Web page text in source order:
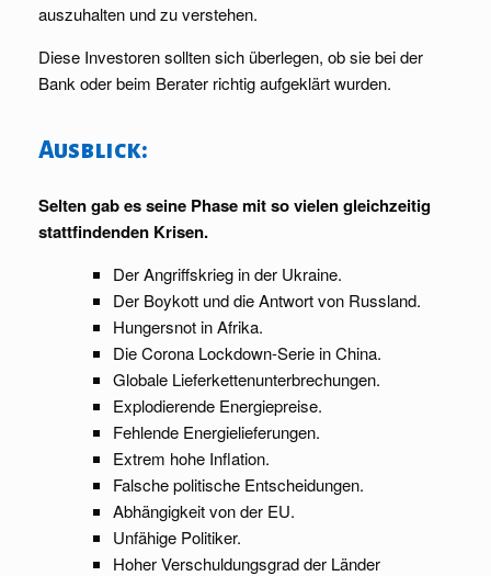
auszuhalten und zu verstehen.
Diese Investoren sollten sich überlegen, ob sie bei der
Bank oder beim Berater richtig aufgeklärt wurden.
Ausblick:
Selten gab es seine Phase mit so vielen gleichzeitig
stattfindenden Krisen.
Der Angriffskrieg in der Ukraine.
Der Boykott und die Antwort von Russland.
Hungersnot in Afrika.
Die Corona Lockdown-Serie in China.
Globale Lieferkettenunterbrechungen.
Explodierende Energiepreise.
Fehlende Energielieferungen.
Extrem hohe Inflation.
Falsche politische Entscheidungen.
Abhängigkeit von der EU.
Unfähige Politiker.
Hoher Verschuldungsgrad der Länder